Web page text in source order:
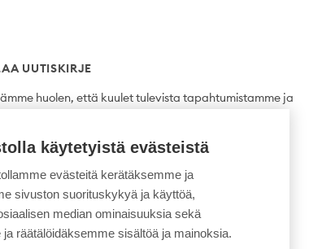
UUTISKIRJE
huolen, että kuulet tulevista tapahtumistamme ja
ensimmäisten joukossa.
Tilaa käytetyistä evästeistä
evästeitä kerätäksemme ja
sivuston suorituskykyä ja käyttöä,
median ominaisuuksia sekä
räätälöidäksemme sisältöä ja mainoksia.